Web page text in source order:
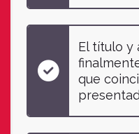
El título y
que